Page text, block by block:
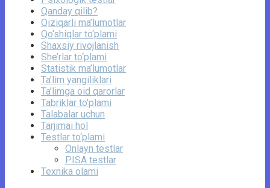
Qanday qilib?
Qiziqarli ma’lumotlar
Qo‘shiqlar to‘plami
Shaxsiy rivojlanish
She’rlar to‘plami
Statistik ma’lumotlar
Ta’lim yangiliklari
Ta’limga oid qarorlar
Tabriklar to'plami
Talabalar uchun
Tarjimai hol
Testlar to‘plami
Onlayn testlar
PISA testlar
Texnika olami